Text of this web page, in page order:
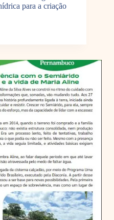
para a criação